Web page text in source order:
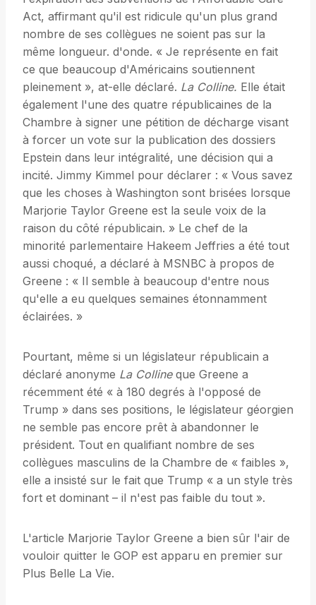
Act, affirmant qu'il est ridicule qu'un plus grand
nombre de ses collègues ne soient pas sur la
même longueur. d'onde. « Je représente en fait
ce que beaucoup d'Américains soutiennent
pleinement », at-elle déclaré. La Colline. Elle était
également l'une des quatre républicaines de la
Chambre à signer une pétition de décharge visant
à forcer un vote sur la publication des dossiers
Epstein dans leur intégralité, une décision qui a
incité. Jimmy Kimmel pour déclarer : « Vous savez
que les choses à Washington sont brisées lorsque
Marjorie Taylor Greene est la seule voix de la
raison du côté républicain. » Le chef de la
minorité parlementaire Hakeem Jeffries a été tout
aussi choqué, a déclaré à MSNBC à propos de
Greene : « Il semble à beaucoup d'entre nous
qu'elle a eu quelques semaines étonnamment
éclairées. »
Pourtant, même si un législateur républicain a
déclaré anonyme La Collineque Greene a
récemment été « à 180 degrés à l'opposé de
Trump » dans ses positions, le législateur géorgien
ne semble pas encore prêt à abandonner le
président. Tout en qualifiant nombre de ses
collègues masculins de la Chambre de « faibles »,
elle a insisté sur le fait que Trump « a un style très
fort et dominant – il n'est pas faible du tout ».
L'article Marjorie Taylor Greene a bien sûr l'air de
vouloir quitter le GOP est apparu en premier sur
Plus Belle La Vie.